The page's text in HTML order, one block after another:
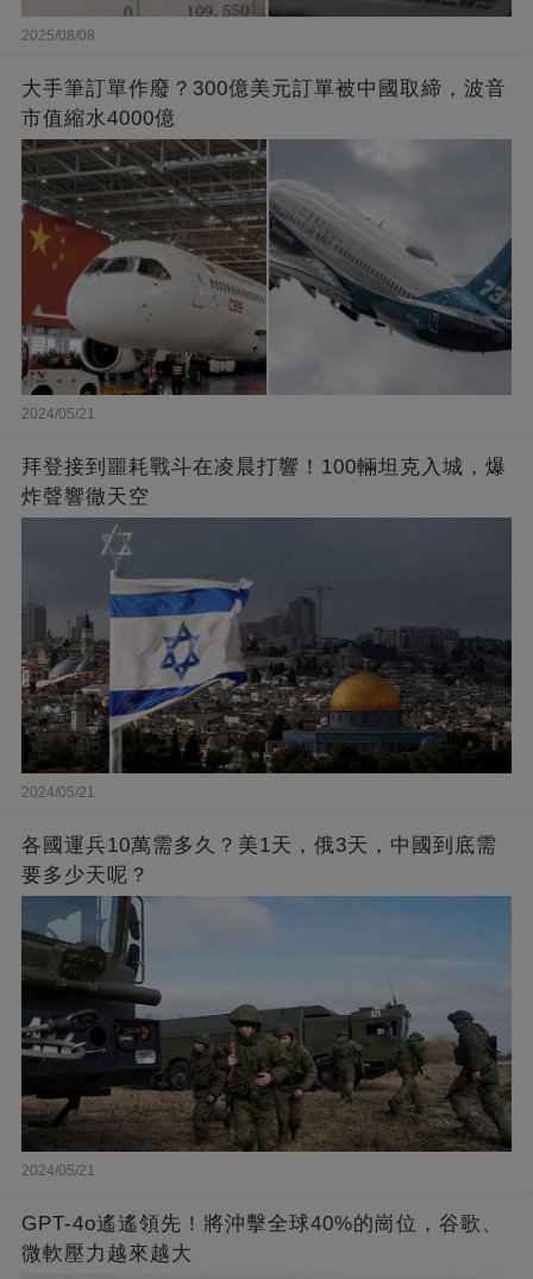
2025/08/08
大手筆訂單作廢？300億美元訂單被中國取締，波音
市值縮水4000億
2024/05/21
拜登接到噩耗戰斗在凌晨打響！100輛坦克入城，爆
炸聲響徹天空
2024/05/21
各國運兵10萬需多久？美1天，俄3天，中國到底需
要多少天呢？
2024/05/21
GPT-4o遙遙領先！將沖擊全球40%的崗位，谷歌、
微軟壓力越來越大